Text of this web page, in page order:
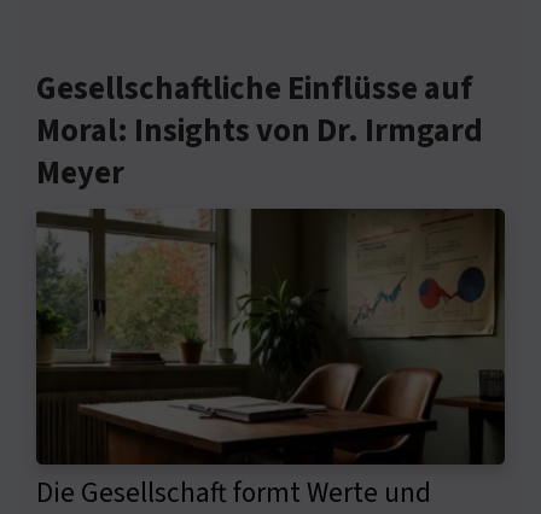
Gesellschaftliche Einflüsse auf
Moral: Insights von Dr. Irmgard
Meyer
Die Gesellschaft formt Werte und